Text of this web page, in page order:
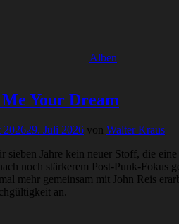
Alben
Your Dream
202629. Juli 2026 von Walter Kraus
sieben Jahre kein neuer Stoff, die
noch stärkerem Post-Punk-
mehr gemeinsam mit John Reis
an.